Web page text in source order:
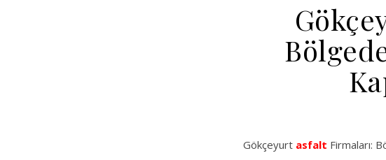
Gökçeyurt asfalt Firmaları: